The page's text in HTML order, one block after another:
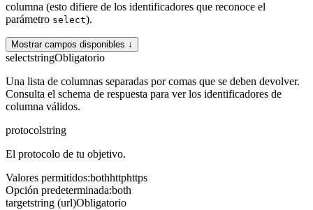
columna (esto difiere de los identificadores que reconoce el
parámetro select).
Mostrar campos disponibles ↓
selectstringObligatorio
Una lista de columnas separadas por comas que se deben devolver.
Consulta el schema de respuesta para ver los identificadores de
columna válidos.
protocolstring
El protocolo de tu objetivo.
Valores permitidos:bothhttphttps
Opción predeterminada:both
targetstring (url)Obligatorio